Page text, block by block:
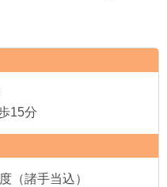
15分
（諸手当込）